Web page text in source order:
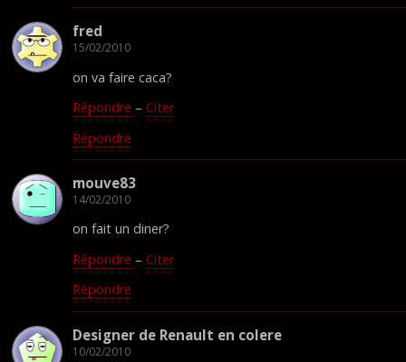
fred
15/02/2010
on va faire caca?
Répondre – Citer
Répondre
mouve83
14/02/2010
on fait un diner?
Répondre – Citer
Répondre
Designer de Renault en colere
10/02/2010